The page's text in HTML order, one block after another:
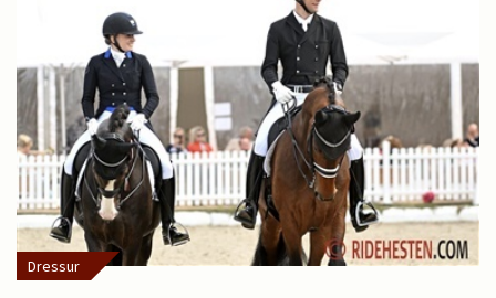
Dressur